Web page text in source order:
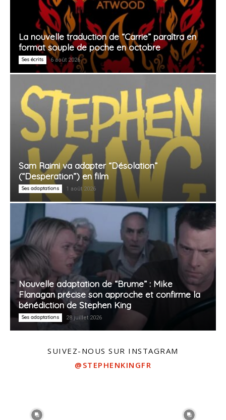
La nouvelle traduction de “Carrie” paraîtra en
format souple de poche en octobre
Ses écrits 6 août 2026
Sam Raimi va adapter “Désolation”
(“Desperation”) en film
Ses adaptations 1 août 2026
Nouvelle adaptation de “Brume” : Mike
Flanagan précise son approche et confirme la
bénédiction de Stephen King
Ses adaptations 28 juillet 2026
SUIVEZ-NOUS SUR INSTAGRAM
@STEPHENKINGFR